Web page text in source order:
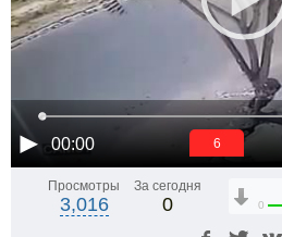
00:00 6
Просмотры
3,016
За сегодня
0 0